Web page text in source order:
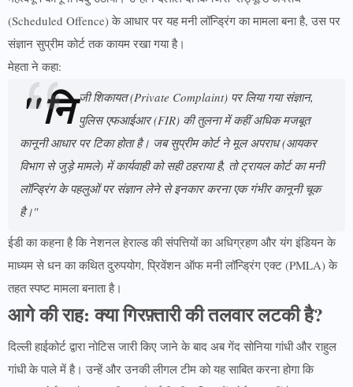
(Scheduled Offence) के आधार पर यह मनी लॉन्ड्रिंग का मामला बना है, उस पर
संज्ञान सुप्रीम कोर्ट तक कायम रखा गया है।
मेहता ने कहा:
"नि जी शिकायत (Private Complaint) पर लिया गया संज्ञान,
पुलिस एफआईआर (FIR) की तुलना में कहीं अधिक मजबूत
कानूनी आधार पर टिका होता है। जब सुप्रीम कोर्ट ने मूल अपराध (आयकर
विभाग से जुड़े मामले) में कार्यवाही को सही ठहराया है, तो ट्रायल कोर्ट का मनी
लॉन्ड्रिंग के पहलुओं पर संज्ञान लेने से इनकार करना एक गंभीर कानूनी चूक
है।"
ईडी का कहना है कि नेशनल हेराल्ड की संपत्तियों का अधिग्रहण और यंग इंडियन के
माध्यम से धन का कथित दुरुपयोग, प्रिवेंशन ऑफ मनी लॉन्ड्रिंग एक्ट (PMLA) के
तहत स्पष्ट मामला बनाता है।
आगे की राह: क्या गिरफ़्तारी की तलवार लटकी है?
दिल्ली हाईकोर्ट द्वारा नोटिस जारी किए जाने के बाद अब गेंद सोनिया गांधी और राहुल
गांधी के पाले में है। उन्हें और उनकी लीगल टीम को यह साबित करना होगा कि